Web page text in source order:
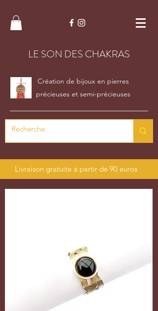
LE SON DES CHAKRAS
Création de bijoux en pierres
précieuses et semi-précieuses
Livraison gratuite à partir de 90 euros